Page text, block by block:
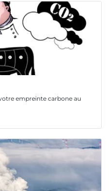
empreinte carbone au